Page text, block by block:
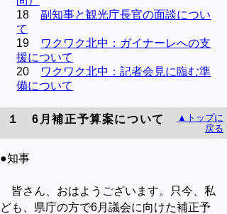
18副知事と観光庁長官の面談につい
て
19 ワクワク北中：ガイナーレへの支
援について
20 ワクワク北中：記者会見に臨む準
備について
１ 6月補正予算案について
▲トップに
戻る
●知事
皆さん、おはようございます。只今、私
ども、県庁の方で6月議会に向けた補正予